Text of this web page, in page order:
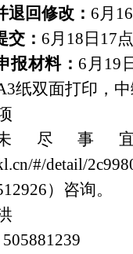
退回修改： 6月
交： 6月18日17
报材料： 6月 19
纸双面打印，
尽事
#/detail/
）咨询。
505881239